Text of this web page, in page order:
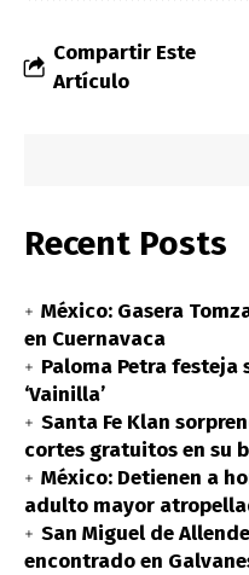
Compartir Este
Artículo
Recent Posts
México: Gasera
en Cuernavaca
Paloma Petra
‘Vainilla’
Santa Fe Klan
cortes gratuitos en su
México: Detienen a
adulto mayor
San Miguel de
encontrado en